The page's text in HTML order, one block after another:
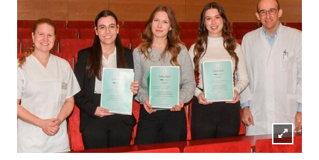
Lightbox